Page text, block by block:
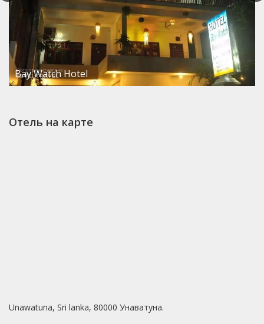
Bay Watch Hotel
Отель на карте
Unawatuna, Sri lanka, 80000 Унаватуна.